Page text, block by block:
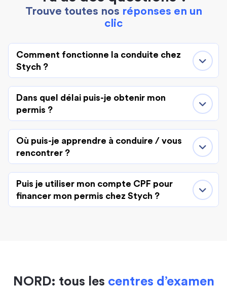
Trouve toutes nos réponses en un
clic
Comment fonctionne la conduite chez
Stych ?
Dans quel délai puis-je obtenir mon
permis ?
Où puis-je apprendre à conduire / vous
rencontrer ?
Puis je utiliser mon compte CPF pour
financer mon permis chez Stych ?
NORD: tous les centres d’examen